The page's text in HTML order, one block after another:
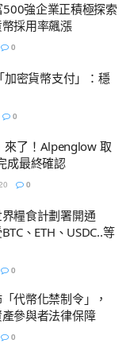
強企業正積極探索
採用率飆漲
0
密貨幣支付」：穩
0
來了！Alpenglow 取
成最終確認
0
糧食計劃署開通
、ETH、USDC..等
0
代幣化禁制令」，
參與者法律保障
0